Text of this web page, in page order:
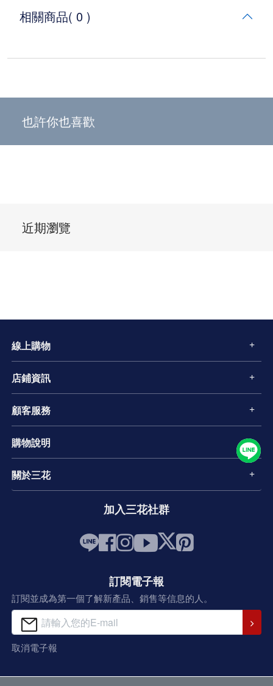
相關商品( 0 )
也許你也喜歡
近期瀏覽
線上購物
店鋪資訊
顧客服務
購物說明
關於三花
加入三花社群
訂閱電子報
訂閱並成為第一個了解新產品、銷售等信息的人。
取消電子報